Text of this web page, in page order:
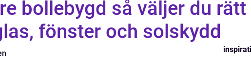
bollebygd så väljer du rätt
fönster och solskydd